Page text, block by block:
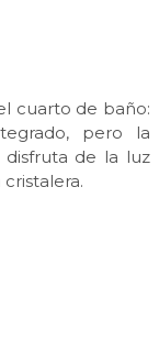
cuarto de baño:
pero la
de la luz